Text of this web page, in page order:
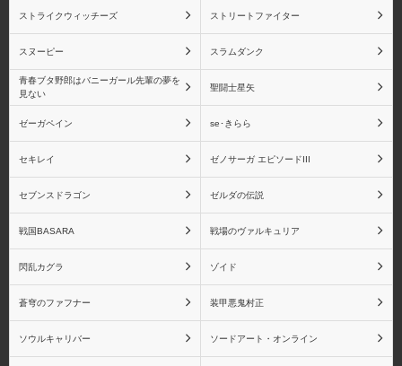
ペルソナシリーズ
ペルソナ3 ペルソナ4
物語シリーズ 戦場ヶ原
ひたぎ
物語シリーズ 忍野忍
ストライクウィッチーズ ストリートファイター
スヌーピー スラムダンク
青春ブタ野郎はバニーガール先輩の夢を
見ない
聖闘士星矢
ゼーガペイン se･きらら
セキレイ ゼノサーガ エピソードIII
セブンスドラゴン ゼルダの伝説
戦国BASARA 戦場のヴァルキュリア
閃乱カグラ ゾイド
蒼穹のファフナー 装甲悪鬼村正
ソウルキャリバー ソードアート・オンライン